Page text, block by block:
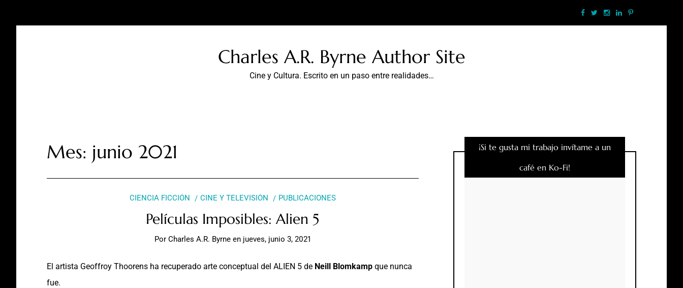
Charles A.R. Byrne Author Site
Cine y Cultura. Escrito en un paso entre realidades…
Mes: junio 2021
CIENCIA FICCIÓN CINE Y TELEVISIÓN PUBLICACIONES
Películas Imposibles: Alien 5
Por Charles A.R. Byrne en jueves, junio 3, 2021
El artista Geoffroy Thoorens ha recuperado arte conceptual del ALIEN 5 de Neill Blomkamp que nunca
fue.
¡Si te gusta mi trabajo invítame a un
café en Ko-Fi!